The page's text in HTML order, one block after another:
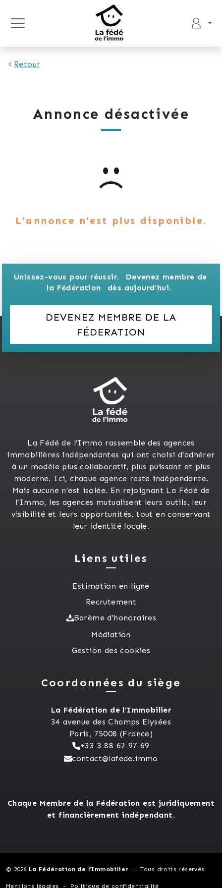
Retour
Annonce désactivée
L'annonce n'est plus disponible.
Unissez-vous pour réussir.
Devenez membre de
la Fédération
dès aujourd’hui.
DEVENEZ MEMBRE DE LA
FÉDERATION
La Fédé de l’Immo rassemble des agences
immobilières indépendantes qui ont choisi d’adhérer
à un modèle plus collaboratif, plus puissant et plus
moderne. Ici, chaque agence reste indépendante.
Mais aucune n’est isolée. En rejoignant La Fédé de
l’Immo, les agences mutualisent leurs outils, leur
visibilité et leurs opportunités, tout en conservant
leur identité locale.
Liens utiles
Estimation en ligne
Recrutement
Barème d'honoraires
Médiation
Gestion des cookies
Coordonnées du siège
La Fédération de l’Immobilier
34 avenue des Champs Elysées
Paris, 75008 (France)
+33 3 88 62 97 69
contact@lafede.immo
Chaque Membre de la Fédération est juridiquement
et financièrement indépendant.
© 2026 La Fédération de l’Immobilier Tous droits réservés
Mentions légales Politique de confidentialité